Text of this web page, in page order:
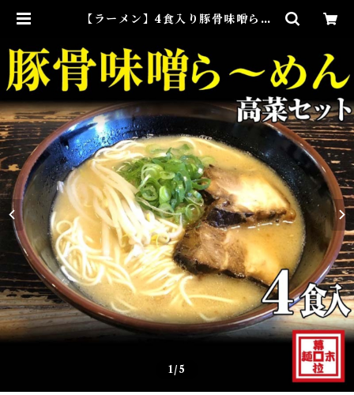
【ラーメン】4食入り豚骨味噌ら～
幕末 - 豚骨ラーメン・和歌山ラーメ
ンのお取り寄せ通販
1/5